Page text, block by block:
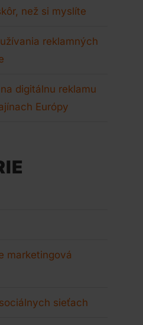
než si myslíte
reklamných
digitálnu reklamu
Európy
marketingová
sieťach